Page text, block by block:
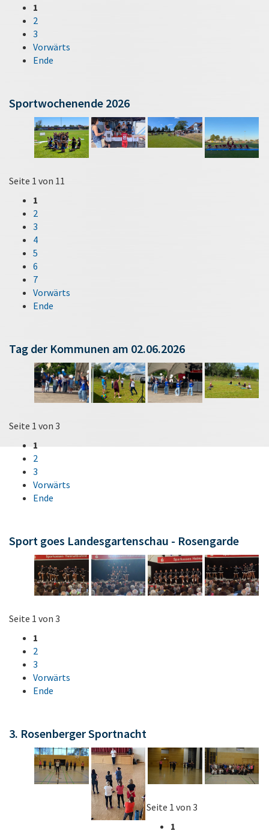
1
2
3
Vorwärts
Ende
Sportwochenende 2026
Seite 1 von 11
1
2
3
4
5
6
7
Vorwärts
Ende
Tag der Kommunen am 02.06.2026
Seite 1 von 3
1
2
3
Vorwärts
Ende
Sport goes Landesgartenschau - Rosengarde
Seite 1 von 3
1
2
3
Vorwärts
Ende
3. Rosenberger Sportnacht
Seite 1 von 3
1